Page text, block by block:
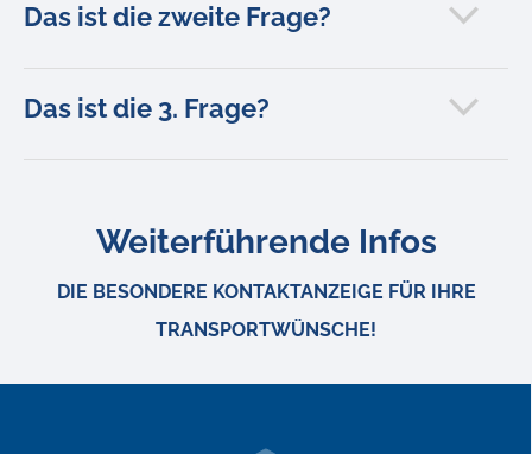
Das ist die zweite Frage?
Das ist die 3. Frage?
Weiterführende Infos
DIE BESONDERE KONTAKTANZEIGE FÜR IHRE
TRANSPORTWÜNSCHE!